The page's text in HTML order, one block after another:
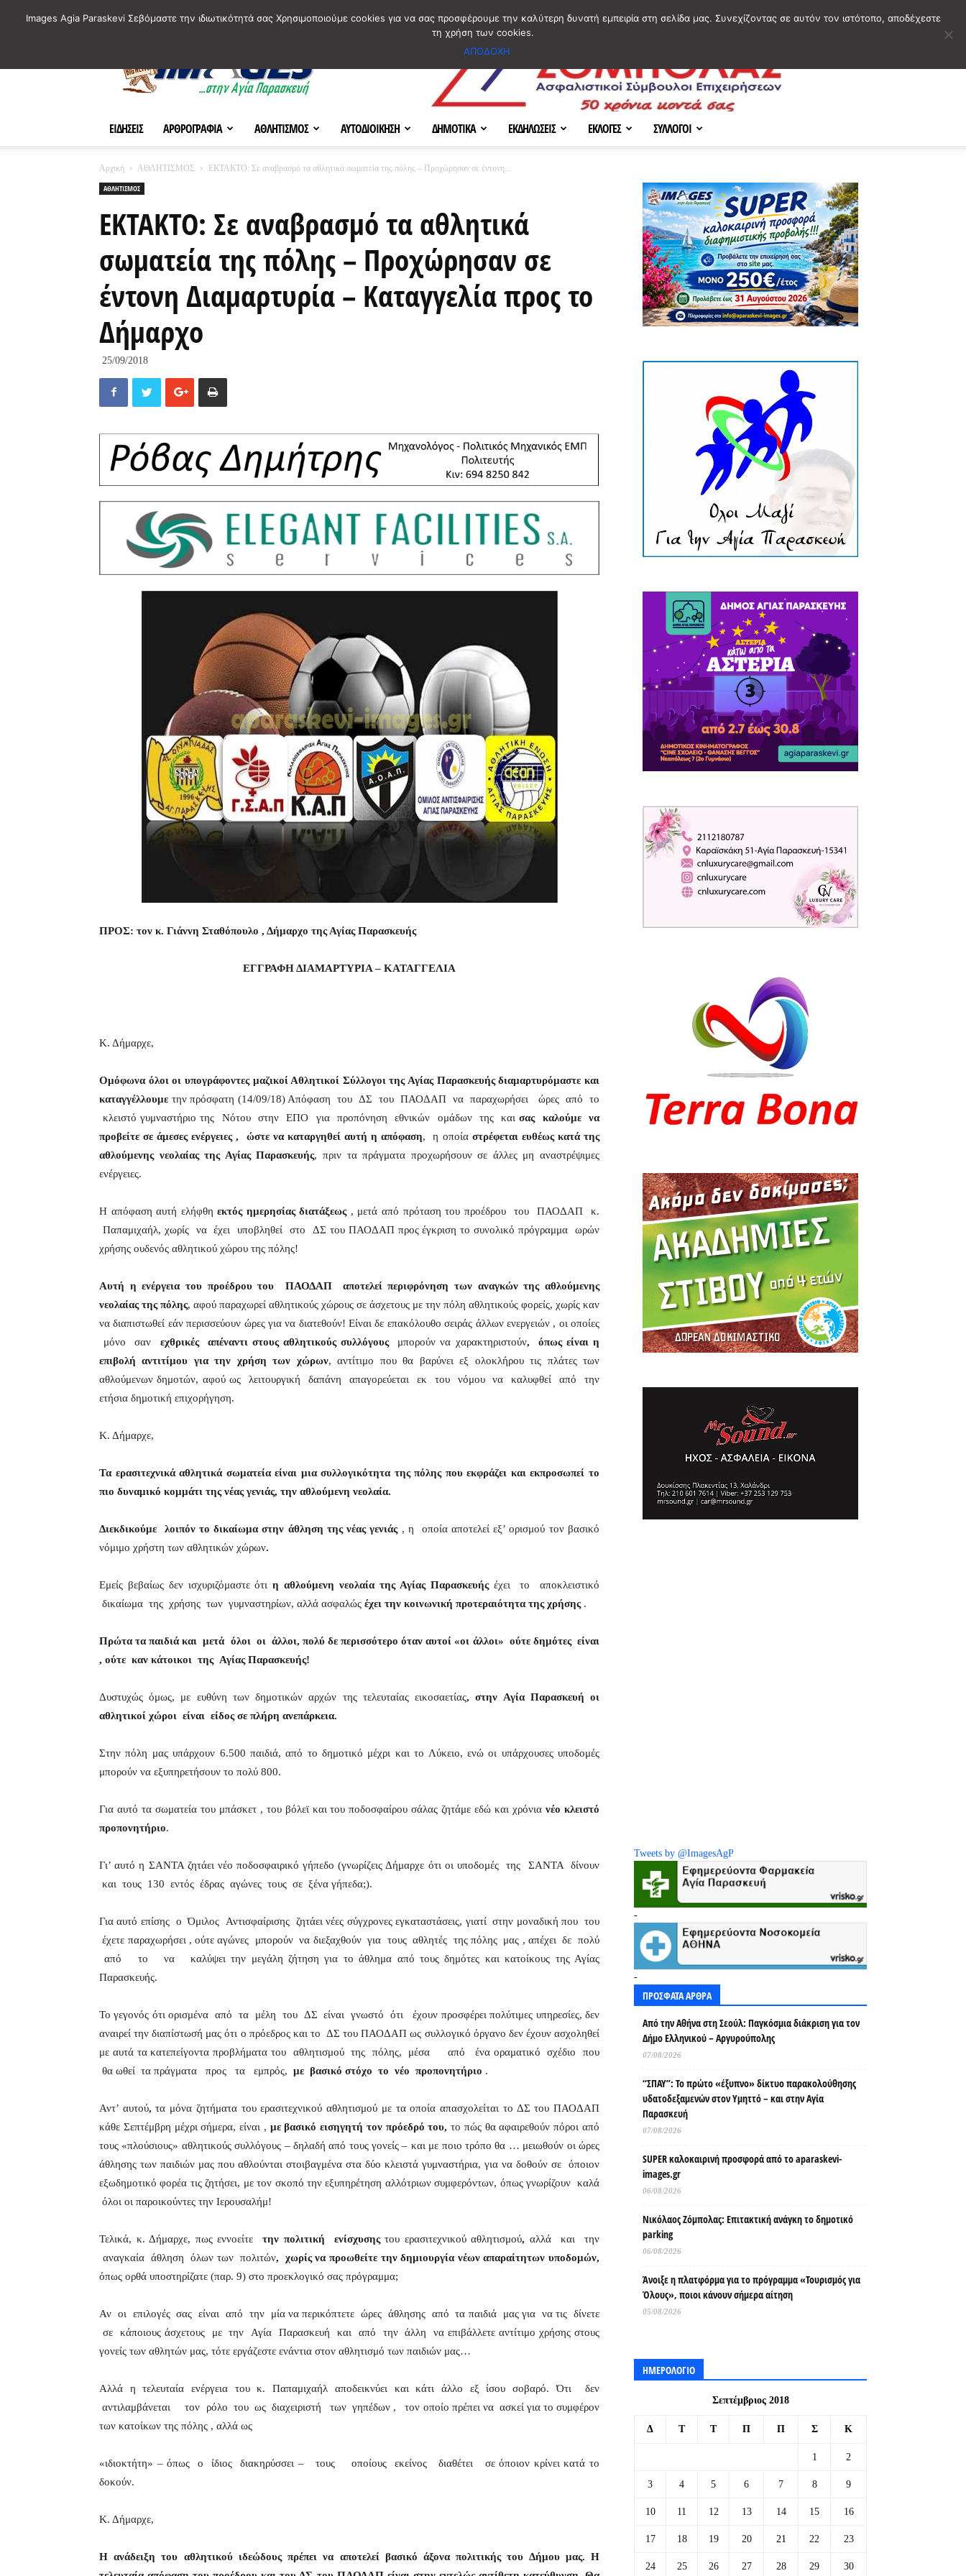
ΕΙΔΗΣΕΙΣ ΑΡΘΡΟΓΡΑΦΙΑ ΑΘΛΗΤΙΣΜΟΣ ΑΥΤΟΔΙΟΙΚΗΣΗ ΔΗΜΟΤΙΚΑ ΕΚΔΗΛΩΣΕΙΣ ΕΚΛΟΓΕΣ ΣΥΛΛΟΓΟΙ
Αρχική ΑΘΛΗΤΙΣΜΟΣ
ΕΚΤΑΚΤΟ: Σε αναβρασμό τα αθλητικά σωματεία της πόλης – Προχώρησαν σε έντονη...
ΑΘΛΗΤΙΣΜΟΣ
ΕΚΤΑΚΤΟ: Σε αναβρασμό τα αθλητικά
σωματεία της πόλης – Προχώρησαν σε
έντονη Διαμαρτυρία – Καταγγελία προς το
Δήμαρχο
25/09/2018
ΠΡΟΣ: τον κ. Γιάννη Σταθόπουλο , Δήμαρχο της Αγίας Παρασκευής
ΕΓΓΡΑΦΗ ΔΙΑΜΑΡΤΥΡΙΑ – ΚΑΤΑΓΓΕΛΙΑ
Κ. Δήμαρχε,
Ομόφωνα όλοι οι υπογράφοντες μαζικοί Αθλητικοί Σύλλογοι της Αγίας Παρασκευής διαμαρτυρόμαστε και
καταγγέλλουμε την πρόσφατη (14/09/18) Απόφαση του ΔΣ του ΠΑΟΔΑΠ να παραχωρήσει ώρες από το
κλειστό γυμναστήριο της Νότου στην ΕΠΟ για προπόνηση εθνικών ομάδων της καισας καλούμε να
προβείτε σε άμεσες ενέργειες , ώστε να καταργηθεί αυτή η απόφαση, η οποία στρέφεται ευθέως κατά της
αθλούμενης νεολαίας της Αγίας Παρασκευής, πριν τα πράγματα προχωρήσουν σε άλλες μη αναστρέψιμες
ενέργειες.
Η απόφαση αυτή ελήφθηεκτός ημερησίας διατάξεως , μετά από πρόταση του προέδρου του ΠΑΟΔΑΠ κ.
Παπαμιχαήλ, χωρίς να έχει υποβληθεί στο ΔΣ του ΠΑΟΔΑΠ προς έγκριση το συνολικό πρόγραμμα ωρών
χρήσης ουδενός αθλητικού χώρου της πόλης!
Αυτή η ενέργεια του προέδρου του ΠΑΟΔΑΠ αποτελεί περιφρόνηση των αναγκώντης αθλούμενης
νεολαίας της πόλης, αφού παραχωρεί αθλητικούς χώρους σε άσχετους με την πόλη αθλητικούς φορείς, χωρίς καν
να διαπιστωθεί εάν περισσεύουν ώρες για να διατεθούν! Είναι δε επακόλουθο σειράς άλλων ενεργειών , οι οποίες
μόνο σαν εχθρικές απέναντι στους αθλητικούς συλλόγους μπορούν να χαρακτηριστούν, όπως είναι η
επιβολή αντιτίμου για την χρήση των χώρων, αντίτιμο που θα βαρύνει εξ ολοκλήρου τις πλάτες των
αθλούμενων δημοτών, αφού ως λειτουργική δαπάνη απαγορεύεται εκ του νόμου να καλυφθεί από την
ετήσια δημοτική επιχορήγηση.
Κ. Δήμαρχε,
Τα ερασιτεχνικά αθλητικά σωματεία είναι μια συλλογικότητα της πόλης που εκφράζει και εκπροσωπεί το
πιο δυναμικό κομμάτι της νέας γενιάς, την αθλούμενη νεολαία.
Διεκδικούμε λοιπόν το δικαίωμα στην άθληση της νέας γενιάς , η οποία αποτελεί εξ’ ορισμού τον βασικό
νόμιμο χρήστη των αθλητικών χώρων.
Εμείς βεβαίως δεν ισχυριζόμαστε ότιη αθλούμενη νεολαία της Αγίας Παρασκευής έχει το αποκλειστικό
δικαίωμα της χρήσης των γυμναστηρίων, αλλά ασφαλώς έχει την κοινωνική προτεραιότητα της χρήσης .
Πρώτα τα παιδιά και μετά όλοι οι άλλοι, πολύ δε περισσότερο όταν αυτοί «οι άλλοι» ούτε δημότες είναι
, ούτε καν κάτοικοι της Αγίας Παρασκευής!
Δυστυχώς όμως, με ευθύνη των δημοτικών αρχών της τελευταίας εικοσαετίας, στην Αγία Παρασκευή οι
αθλητικοί χώροι είναι είδος σε πλήρη ανεπάρκεια.
Στην πόλη μας υπάρχουν 6.500 παιδιά, από το δημοτικό μέχρι και το Λύκειο, ενώ οι υπάρχουσες υποδομές
μπορούν να εξυπηρετήσουν το πολύ 800.
Για αυτό τα σωματεία του μπάσκετ , του βόλεϊ και του ποδοσφαίρου σάλας ζητάμε εδώ και χρόνιανέο κλειστό
προπονητήριο.
Γι’ αυτό η ΣΑΝΤΑ ζητάει νέο ποδοσφαιρικό γήπεδο (γνωρίζεις Δήμαρχε ότι οι υποδομές της ΣΑΝΤΑ δίνουν
και τους 130 εντός έδρας αγώνες τους σε ξένα γήπεδα;).
Για αυτό επίσης ο Όμιλος Αντισφαίρισης ζητάει νέες σύγχρονες εγκαταστάσεις, γιατί στην μοναδική που του
έχετε παραχωρήσει , ούτε αγώνες μπορούν να διεξαχθούν για τους αθλητές της πόλης μας , απέχει δε πολύ
από το να καλύψει την μεγάλη ζήτηση για το άθλημα από τους δημότες και κατοίκους της Αγίας
Παρασκευής.
Το γεγονός ότι ορισμένα από τα μέλη του ΔΣ είναι γνωστό ότι έχουν προσφέρει πολύτιμες υπηρεσίες, δεν
αναιρεί την διαπίστωσή μας ότι ο πρόεδρος και το ΔΣ του ΠΑΟΔΑΠ ως συλλογικό όργανο δεν έχουν ασχοληθεί
με αυτά τα κατεπείγοντα προβλήματα του αθλητισμού της πόλης, μέσα από ένα οραματικό σχέδιο που
θα ωθεί τα πράγματα προς τα εμπρός, με βασικό στόχο το νέο προπονητήριο .
Αντ’ αυτού,τα μόνα ζητήματα του ερασιτεχνικού αθλητισμού με τα οποία απασχολείται το ΔΣ του ΠΑΟΔΑΠ
κάθε Σεπτέμβρη μέχρι σήμερα, είναι , με βασικό εισηγητή τον πρόεδρό του,το πώς θα αφαιρεθούν πόροι από
τους «πλούσιους» αθλητικούς συλλόγους – δηλαδή από τους γονείς – και με ποιο τρόπο θα … μειωθούν οι ώρες
άθλησης των παιδιών μας που αθλούνται στοιβαγμένα στα δύο κλειστά γυμναστήρια, για να δοθούν σε όποιον
εξωδημοτικό φορέα τις ζητήσει, με τον σκοπό την εξυπηρέτηση αλλότριων συμφερόντων, όπως γνωρίζουν καλά
όλοι οι παροικούντες την Ιερουσαλήμ!
Τελικά, κ. Δήμαρχε, πως εννοείτετην πολιτική ενίσχυσηςτου ερασιτεχνικού αθλητισμού, αλλά και την
αναγκαία άθληση όλων των πολιτών, χωρίς να προωθείτε την δημιουργία νέωναπαραίτητων υποδομών,
όπως ορθά υποστηρίζατε (παρ. 9) στο προεκλογικό σας πρόγραμμα;
Αν οι επιλογές σας είναι από την μία να περικόπτετε ώρες άθλησης από τα παιδιά μας για να τις δίνετε
σε κάποιους άσχετους με την Αγία Παρασκευή και από την άλλη να επιβάλλετε αντίτιμο χρήσης στους
γονείς των αθλητών μας, τότε εργάζεστε ενάντια στον αθλητισμό των παιδιών μας…
Αλλά η τελευταία ενέργεια του κ. Παπαμιχαήλ αποδεικνύει και κάτι άλλο εξ ίσου σοβαρό. Ότι δεν
αντιλαμβάνεται τον ρόλο του ως διαχειριστή των γηπέδων , τον οποίο πρέπει να ασκεί για το συμφέρον
των κατοίκων της πόλης , αλλά ως
«ιδιοκτήτη» – όπως ο ίδιος διακηρύσσει – τους οποίους εκείνος διαθέτει σε όποιον κρίνει κατά το
δοκούν.
Κ. Δήμαρχε,
Η ανάδειξη του αθλητικού ιδεώδους πρέπει να αποτελεί βασικό άξονα πολιτικής του Δήμου μας. Η
Tweets by @ImagesAgP
-
-
ΠΡΟΣΦΑΤΑ ΑΡΘΡΑ
Από την Αθήνα στη Σεούλ: Παγκόσμια διάκριση για τον
Δήμο Ελληνικού – Αργυρούπολης
07/08/2026
“ΣΠΑΥ”: Το πρώτο «έξυπνο» δίκτυο παρακολούθησης
υδατοδεξαμενών στον Υμηττό – και στην Αγία
Παρασκευή
07/08/2026
SUPER καλοκαιρινή προσφορά από το aparaskevi-
images.gr
06/08/2026
Νικόλαος Ζόμπολας: Επιτακτική ανάγκη το δημοτικό
parking
06/08/2026
Άνοιξε η πλατφόρμα για το πρόγραμμα «Τουρισμός για
Όλους», ποιοι κάνουν σήμερα αίτηση
05/08/2026
ΗΜΕΡΟΛΟΓΙΟ
Σεπτέμβριος 2018
Δ Τ Τ Π Π Σ Κ
1 2
3 4 5 6 7 8 9
10 11 12 13 14 15 16
17 18 19 20 21 22 23
24 25 26 27 28 29 30
Images Agia Paraskevi Σεβόμαστε την ιδιωτικότητά σας Χρησιμοποιούμε cookies για να σας προσφέρουμε την καλύτερη δυνατή εμπειρία στη σελίδα μας. Συνεχίζοντας σε αυτόν τον ιστότοπο, αποδέχεστε
τη χρήση των cookies.
ΑΠΟΔΟΧΗ